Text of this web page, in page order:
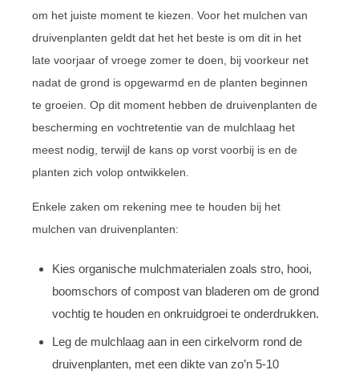
om het juiste moment te kiezen. Voor het mulchen van
druivenplanten geldt dat het het beste is om dit in het
late voorjaar of vroege zomer te doen, bij voorkeur net
nadat de grond is opgewarmd en de planten beginnen
te groeien. Op dit moment hebben de druivenplanten de
bescherming en vochtretentie van de mulchlaag het
meest nodig, terwijl de kans op vorst voorbij is en de
planten zich volop ontwikkelen.
Enkele zaken om rekening mee te houden bij het
mulchen van druivenplanten:
Kies organische mulchmaterialen zoals stro, hooi,
boomschors of compost van bladeren om de grond
vochtig te houden en onkruidgroei te onderdrukken.
Leg de mulchlaag aan in een cirkelvorm rond de
druivenplanten, met een dikte van zo’n 5-10